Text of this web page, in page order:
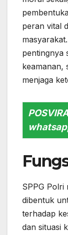
peran vital
pentingnya
keamanan,
menjaga
SPPG Polri
dibentuk
terhadap
dan situasi